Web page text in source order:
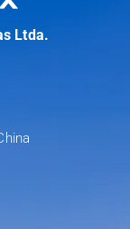
Ltda.